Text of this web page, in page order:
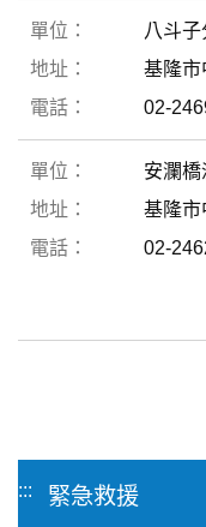
八斗
基隆市
02-
安瀾
基隆市
02-
::: 緊急救援